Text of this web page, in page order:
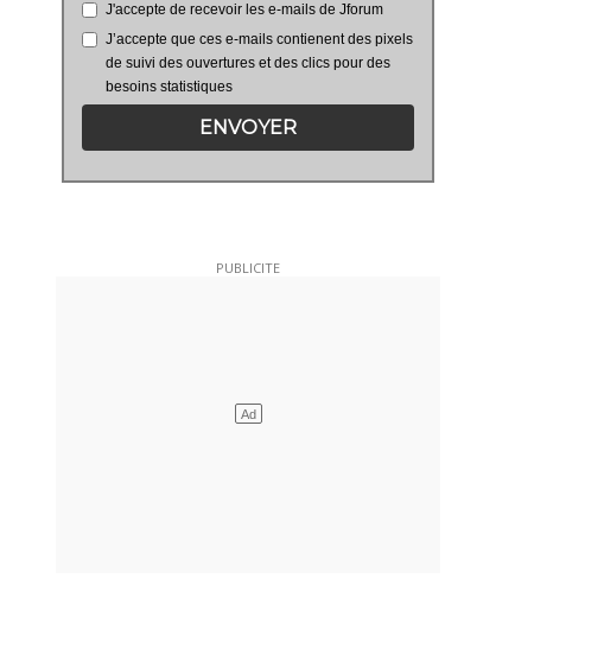
J'accepte de recevoir les e-mails de Jforum
J’accepte que ces e-mails contienent des pixels
de suivi des ouvertures et des clics pour des
besoins statistiques
ENVOYER